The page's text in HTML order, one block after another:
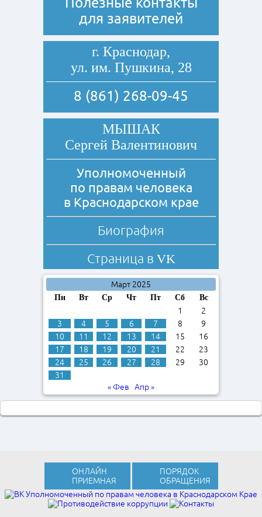
для заявителей
г. Краснодар,
ул. им. Пушкина, 28
8 (861) 268-09-45
МЫШАК
Сергей Валентинович
Уполномоченный
по правам человека
в Краснодарском крае
Биография
Страница в VK
Март 2025
Пн Вт Ср Чт Пт Сб Вс
1
2
3
4 5 6 7 8
9
10
11 12 13 14 15
16
17
18 19 20 21 22
23
24
25 26 27 28 29
30
31
« Фев
Апр »
ОНЛАЙН
ПРИЕМНАЯ
ПОРЯДОК
ОБРАЩЕНИЯ